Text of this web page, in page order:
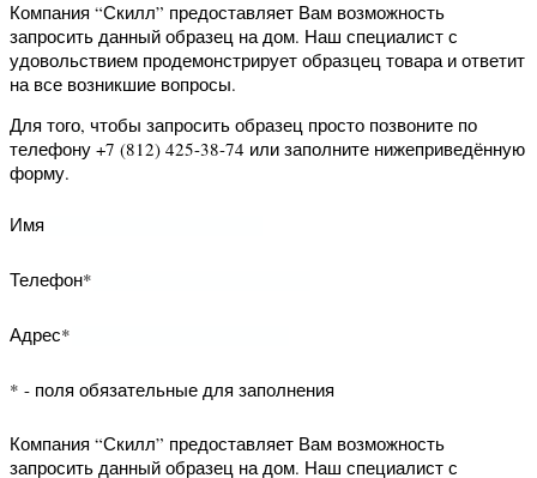
Компания “Скилл” предоставляет Вам
возможность заказать обратный
звонок. Наш специалист свяжется с
Вами и уточнит Ваши вопросы.
Для того, чтобы заказать обратный
звонок заполните нижеприведённую
Имя
Телефон*